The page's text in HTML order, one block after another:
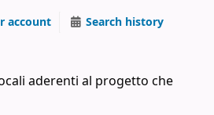
account Search history
aderenti al progetto che